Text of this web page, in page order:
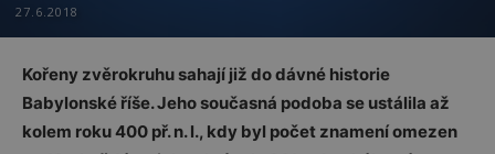
27.6.2018
Kořeny zvěrokruhu sahají již do dávné historie
Babylonské říše. Jeho současná podoba se ustálila až
kolem roku 400 př. n. l., kdy byl počet znamení omezen